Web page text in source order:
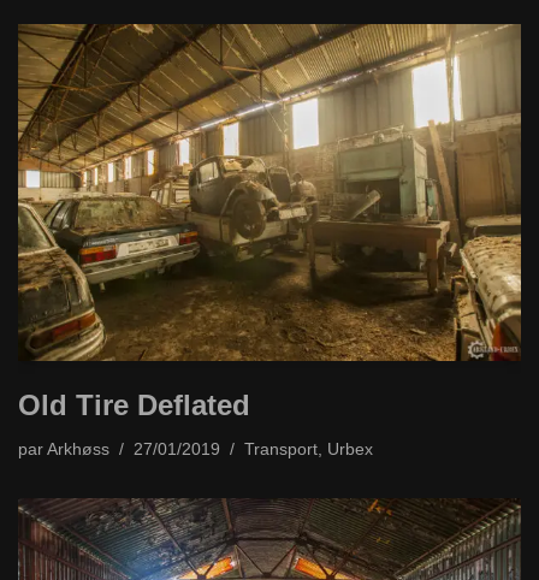
Old Tire Deflated
par Arkhøss 27/01/2019 Transport, Urbex